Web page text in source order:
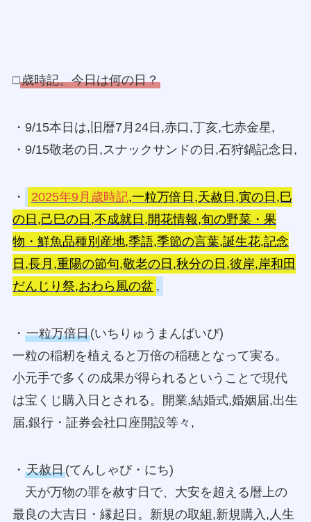
□歳時記、今日は何の日？
・9/15本日は,旧暦7月24日,赤口,丁亥,七赤金星,
・9/15敬老の日,スナックサンドの日,石狩鍋記念日,
・ 2025年9月歳時記,一粒万倍日,天赦日,寅の日,巳
の日,己巳の日,不成就日,開花情報,旬の野菜・果
物・鮮魚品種別産地,季語,季節の言葉,誕生花,記念
日,長月,重陽の節句,敬老の日,秋分の日,彼岸,岸和田
だんじり祭,おわら風の盆 ,
・ 一粒万倍日(いちりゅうまんばいび)
一粒の稲籾を植えると万倍の稲穂となって実る。
小元手で多くの成果が得られるということで現代
は宝くじ購入日とされる。開業,結婚式,婚姻届,出生
届,銀行・証券会社口座開設等々,
・ 天赦日(てんしゃび・にち)
天が万物の罪を赦す日で、大安を超える暦上の
最良の大吉日・縁起日。新規の取組,新規購入,人生